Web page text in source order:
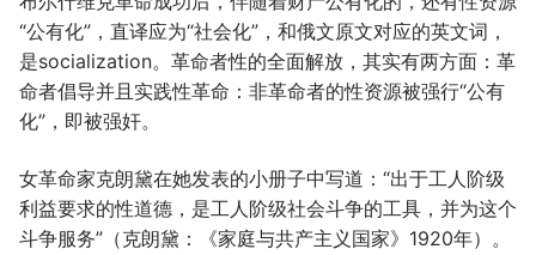
“公有化”，直译应为“社会化”，和俄文原文对应的英文词，
是socialization。革命者性的全面解放，其实有两方面：革
命者倡导并且实践性革命：非革命者的性资源被强行“公有
化”，即被强奸。
女革命家克朗黛在她发表的小册子中写道：“出于工人阶级
利益要求的性道德，是工人阶级社会斗争的工具，并为这个
斗争服务”（克朗黛：《家庭与共产主义国家》1920年）。